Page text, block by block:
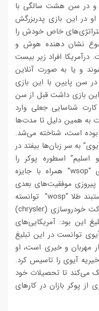
آمد و در سن هشت سالگی با
او در این بازی پدربزرگش
خاص خودش را
نشان دهنده‌ هوش و
درآمریکا افراد زیر بیست
و یا به صورت آنلاین
در سن پایین با این بازی
بازی داشت قبل از سن
شناسایی جعلی وارد
به همین دلیل تا مدت‌ها
است، شناخته می‌شد.
به سر زبان‌ها بیفتد در
اسلیم” اسطوره‌ پوکر را
شکست دهد و برنده‌ دستبند طلای “wsop” همراه با جایزه‌
موفقیت‌های بعدی
به سراغ آیوی آمد. او بیش از ده دستبند طلا “wosp” توانسته
کسب کند. در سال ۲۰۱۵، او برای شرکت خودروسازی (chrysler)
این بود: آمریکایی‌های
توانست در این تبلیغ
مهربان و خیری است، او
آیوی را تاسیس کرد.
می‌کند تا تحصیلات خود
از پوکر بازان در کارهای